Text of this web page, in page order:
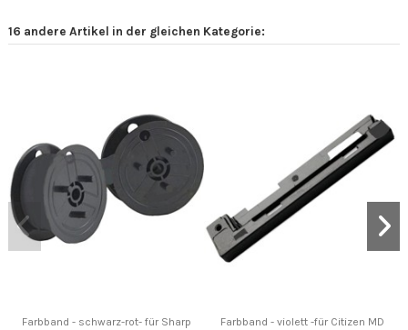
16 andere Artikel in der gleichen Kategorie:
Farbband - schwarz-rot- für Sharp
Farbband - violett -für Citizen MD